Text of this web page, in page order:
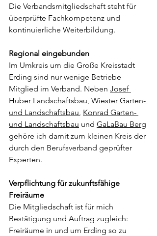
Die Verbandsmitgliedschaft steht für
überprüfte Fachkompetenz und
kontinuierliche Weiterbildung.
Regional eingebunden
Im Umkreis um die Große Kreisstadt
Erding sind nur wenige Betriebe
Mitglied im Verband. Neben Josef
Huber Landschaftsbau, Wiester Garten-
und Landschaftsbau, Konrad Garten-
und Landschaftsbau und GaLaBau Berg
gehöre ich damit zum kleinen Kreis der
durch den Berufsverband geprüfter
Experten.
Verpflichtung für zukunftsfähige
Freiräume
Die Mitgliedschaft ist für mich
Bestätigung und Auftrag zugleich:
Freiräume in und um Erding so zu